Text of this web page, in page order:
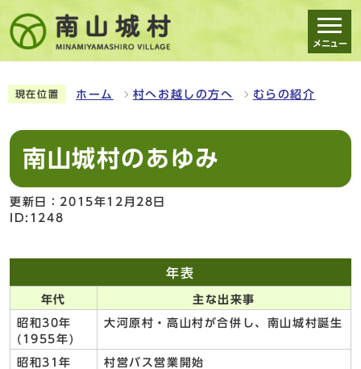
メニュー
現在位置 ホーム 村へお越しの方へ むらの紹介
南山城村のあゆみ
更新日：2015年12月28日
ID:1248
年表
年代 主な出来事
昭和30年
(1955年)
大河原村・高山村が合併し、南山城村誕生
昭和31年 村営バス営業開始